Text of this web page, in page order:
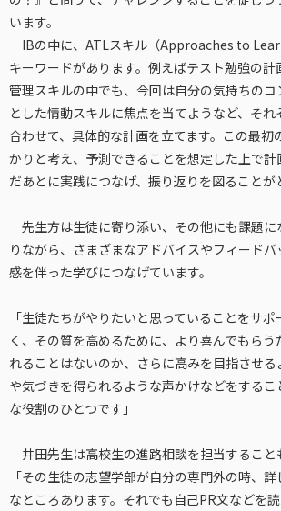
います。
IBの中に、ATLスキル（Approaches to
キーワードがあります。例えばテスト勉強の
管理スキルの中でも、今回は自分の気持ちの
とした情動スキルに焦点を当てようなど、そ
合わせて、具体的な計画を立てます。この最初
かりと考え、予測できることを想定した上で計
だあとに実践につなげ、振り返りを図ることが
先生方は生徒に寄り添い、その他にも課題に
りながら、さまざまなアドバイスやフィード
感を伴った学びにつなげています。
「生徒たちがやりたいと思っていることをサ
く、その質を高めるために、より喜んでもらう
れることはないのか、さらに高みを目指させ
や気づきを得られるような声かけなどをする
な役割のひとつです」
井田先生は高校生の進路相談を担当すること
「その生徒の志望学部が自分の専門外の時、
なところあります。それでも自己PR文などを